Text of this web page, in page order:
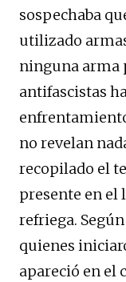
sospechaba
utilizado
ninguna arma
antifascistas
no revelan
recopilado el
presente en el
refriega.
quienes
apareció en el